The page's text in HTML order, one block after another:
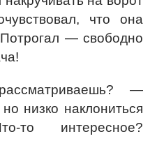
что она
— свободно
—
низко наклониться
то интересное?